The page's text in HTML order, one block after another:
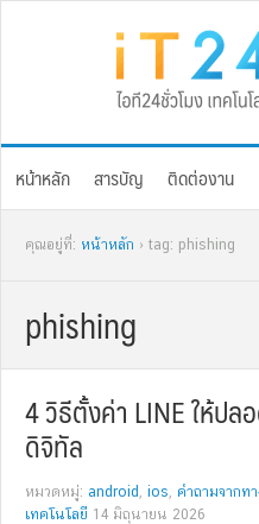
หน้าหลัก สารบัญ ติดต่องาน
คุณอยู่ที่: หน้าหลัก › tag: phishing
phishing
4 วิธีตั้งค่า LINE ให้ป
ดิจิทัล
หมวดหมู่: android , ios, คำถามจากท
เทคโนโลยี 14 มิถุนายน 2026